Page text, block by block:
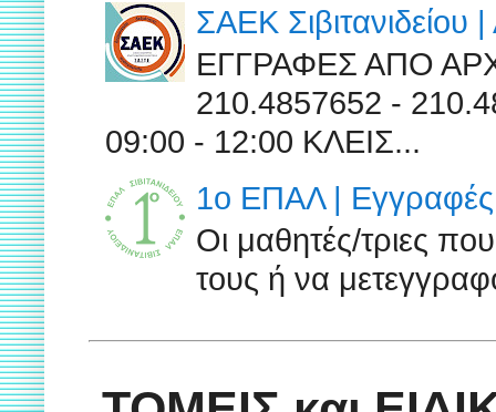
ΣΑΕΚ Σιβιτανιδείου
ΕΓΓΡΑΦΕΣ ΑΠΟ
210.4857652 -
09:00 - 12:00 ΚΛΕΙΣ...
1ο ΕΠΑΛ | Εγγραφές
Οι μαθητές/τριες
τους ή να